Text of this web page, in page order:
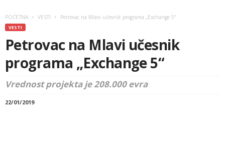
POČETNA VESTI Petrovac na Mlavi učesnik programa „Exchange 5“
VESTI
Petrovac na Mlavi učesnik
programa „Exchange 5“
Vrednost projekta je 208.000 evra
22/01/2019